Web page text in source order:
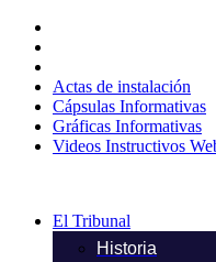
contenido
Actas de instalación
Cápsulas Informativas
Gráficas Informativas
Videos Instructivos
El Tribunal
Historia